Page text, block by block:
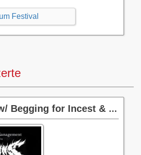
Festival
for Incest & One Mind Ministry